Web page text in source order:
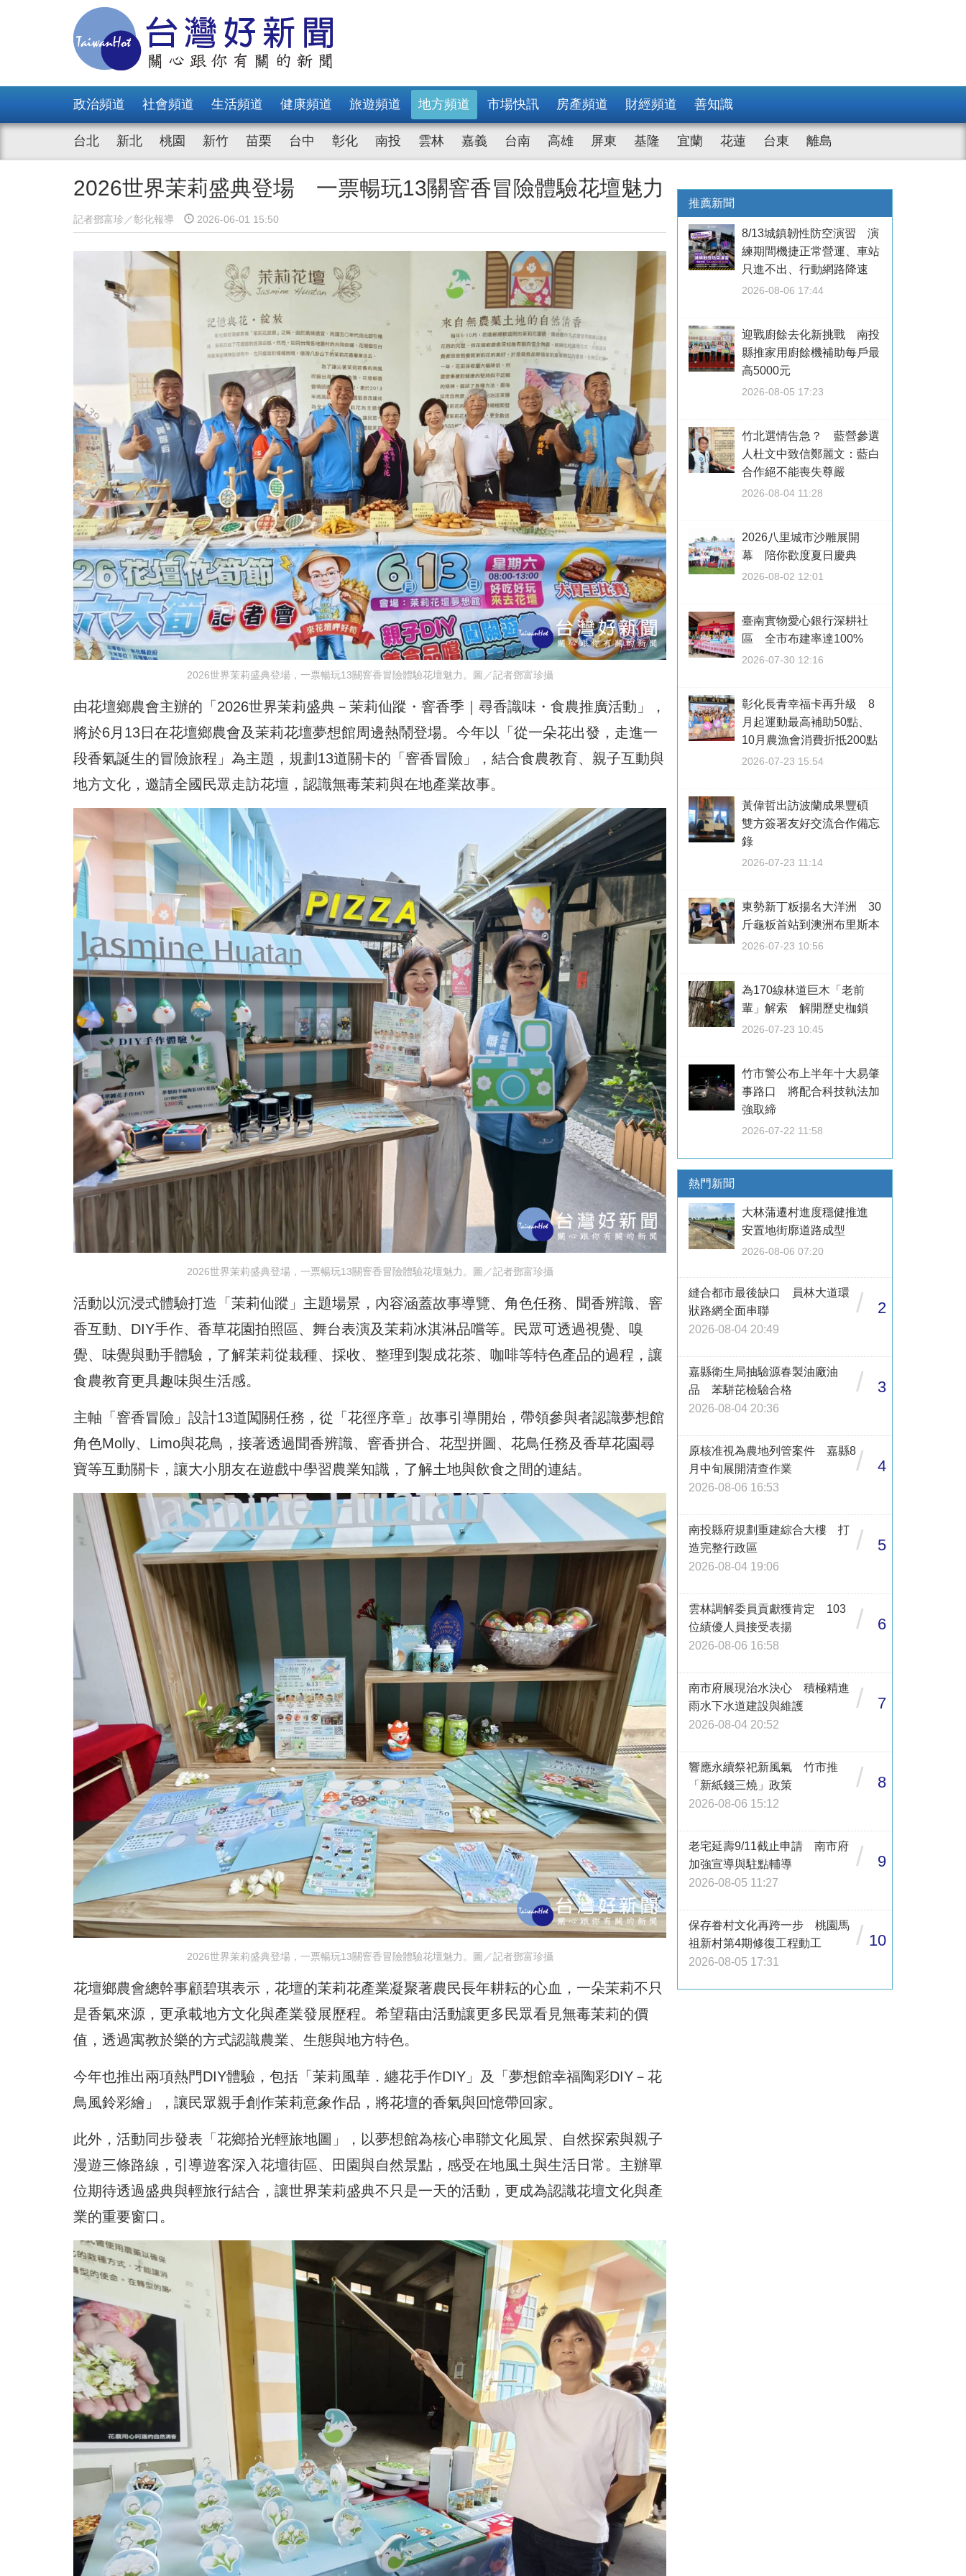
政治頻道 社會頻道 生活頻道 健康頻道 旅遊頻道 地方頻道 市場快訊 房產頻道 財經頻道 善知識
台北 新北 桃園 新竹 苗栗 台中 彰化 南投 雲林 嘉義 台南 高雄 屏東 基隆 宜蘭 花蓮 台東 離島
2026世界茉莉盛典登場 一票暢玩13關窨香冒險體驗花壇魅力
記者鄧富珍／彰化報導 2026-06-01 15:50
2026世界茉莉盛典登場，一票暢玩13關窨香冒險體驗花壇魅力。圖／記者鄧富珍攝
由花壇鄉農會主辦的「2026世界茉莉盛典－茉莉仙蹤・窨香季｜尋香識味・食農推廣活動」，
將於6月13日在花壇鄉農會及茉莉花壇夢想館周邊熱鬧登場。今年以「從一朵花出發，走進一
段香氣誕生的冒險旅程」為主題，規劃13道關卡的「窨香冒險」，結合食農教育、親子互動與
地方文化，邀請全國民眾走訪花壇，認識無毒茉莉與在地產業故事。
2026世界茉莉盛典登場，一票暢玩13關窨香冒險體驗花壇魅力。圖／記者鄧富珍攝
活動以沉浸式體驗打造「茉莉仙蹤」主題場景，內容涵蓋故事導覽、角色任務、聞香辨識、窨
香互動、DIY手作、香草花園拍照區、舞台表演及茉莉冰淇淋品嚐等。民眾可透過視覺、嗅
覺、味覺與動手體驗，了解茉莉從栽種、採收、整理到製成花茶、咖啡等特色產品的過程，讓
食農教育更具趣味與生活感。
主軸「窨香冒險」設計13道闖關任務，從「花徑序章」故事引導開始，帶領參與者認識夢想館
角色Molly、Limo與花鳥，接著透過聞香辨識、窨香拼合、花型拼圖、花鳥任務及香草花園尋
寶等互動關卡，讓大小朋友在遊戲中學習農業知識，了解土地與飲食之間的連結。
2026世界茉莉盛典登場，一票暢玩13關窨香冒險體驗花壇魅力。圖／記者鄧富珍攝
花壇鄉農會總幹事顧碧琪表示，花壇的茉莉花產業凝聚著農民長年耕耘的心血，一朵茉莉不只
是香氣來源，更承載地方文化與產業發展歷程。希望藉由活動讓更多民眾看見無毒茉莉的價
值，透過寓教於樂的方式認識農業、生態與地方特色。
今年也推出兩項熱門DIY體驗，包括「茉莉風華．纏花手作DIY」及「夢想館幸福陶彩DIY－花
鳥風鈴彩繪」，讓民眾親手創作茉莉意象作品，將花壇的香氣與回憶帶回家。
此外，活動同步發表「花鄉拾光輕旅地圖」，以夢想館為核心串聯文化風景、自然探索與親子
漫遊三條路線，引導遊客深入花壇街區、田園與自然景點，感受在地風土與生活日常。主辦單
位期待透過盛典與輕旅行結合，讓世界茉莉盛典不只是一天的活動，更成為認識花壇文化與產
業的重要窗口。
推薦新聞
8/13城鎮韌性防空演習 演
練期間機捷正常營運、車站
只進不出、行動網路降速
2026-08-06 17:44
迎戰廚餘去化新挑戰 南投
縣推家用廚餘機補助每戶最
高5000元
2026-08-05 17:23
竹北選情告急？ 藍營參選
人杜文中致信鄭麗文：藍白
合作絕不能喪失尊嚴
2026-08-04 11:28
2026八里城市沙雕展開
幕 陪你歡度夏日慶典
2026-08-02 12:01
臺南實物愛心銀行深耕社
區 全市布建率達100%
2026-07-30 12:16
彰化長青幸福卡再升級 8
月起運動最高補助50點、
10月農漁會消費折抵200點
2026-07-23 15:54
黃偉哲出訪波蘭成果豐碩
雙方簽署友好交流合作備忘
錄
2026-07-23 11:14
東勢新丁粄揚名大洋洲 30
斤龜粄首站到澳洲布里斯本
2026-07-23 10:56
為170線林道巨木「老前
輩」解索 解開歷史枷鎖
2026-07-23 10:45
竹市警公布上半年十大易肇
事路口 將配合科技執法加
強取締
2026-07-22 11:58
熱門新聞
大林蒲遷村進度穩健推進
安置地街廓道路成型
2026-08-06 07:20
縫合都市最後缺口 員林大道環
狀路網全面串聯
2026-08-04 20:49
/ 2
嘉縣衛生局抽驗源春製油廠油
品 苯駢芘檢驗合格
2026-08-04 20:36
/ 3
原核准視為農地列管案件 嘉縣8
月中旬展開清查作業
2026-08-06 16:53
/ 4
南投縣府規劃重建綜合大樓 打
造完整行政區
2026-08-04 19:06
/ 5
雲林調解委員貢獻獲肯定 103
位績優人員接受表揚
2026-08-06 16:58
/ 6
南市府展現治水決心 積極精進
雨水下水道建設與維護
2026-08-04 20:52
/ 7
響應永續祭祀新風氣 竹市推
「新紙錢三燒」政策
2026-08-06 15:12
/ 8
老宅延壽9/11截止申請 南市府
加強宣導與駐點輔導
2026-08-05 11:27
/ 9
保存眷村文化再跨一步 桃園馬
祖新村第4期修復工程動工
2026-08-05 17:31
/ 10